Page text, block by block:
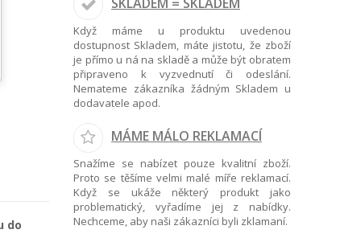
do
Když máme u produktu uvedenou
dostupnost Skladem, máte jistotu, že zboží
je přímo u ná na skladě a může být obratem
připraveno k vyzvednutí či odeslání.
Nemateme zákazníka žádným Skladem u
dodavatele apod.
MÁME MÁLO REKLAMACÍ
Snažíme se nabízet pouze kvalitní zboží.
Proto se těšíme velmi malé míře reklamací.
Když se ukáže některý produkt jako
problematický, vyřadíme jej z nabídky.
Nechceme, aby naši zákazníci byli zklamaní.